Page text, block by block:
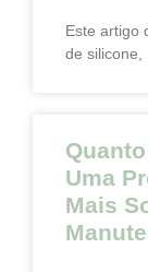
Este artigo
de silicone,
Uma
Mais